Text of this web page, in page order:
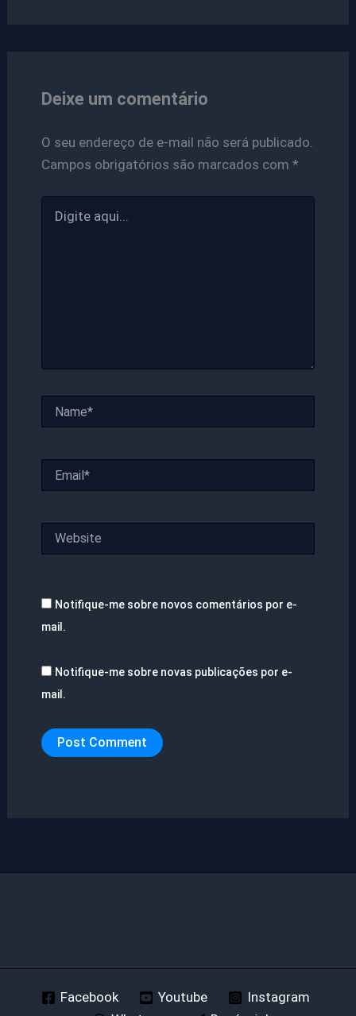
Deixe um comentário
O seu endereço de e-mail não será publicado.
Campos obrigatórios são marcados com *
aqui...
Notifique-me sobre novos comentários por e-
mail.
Notifique-me sobre novas publicações por e-
mail.
Facebook Youtube
Instagram